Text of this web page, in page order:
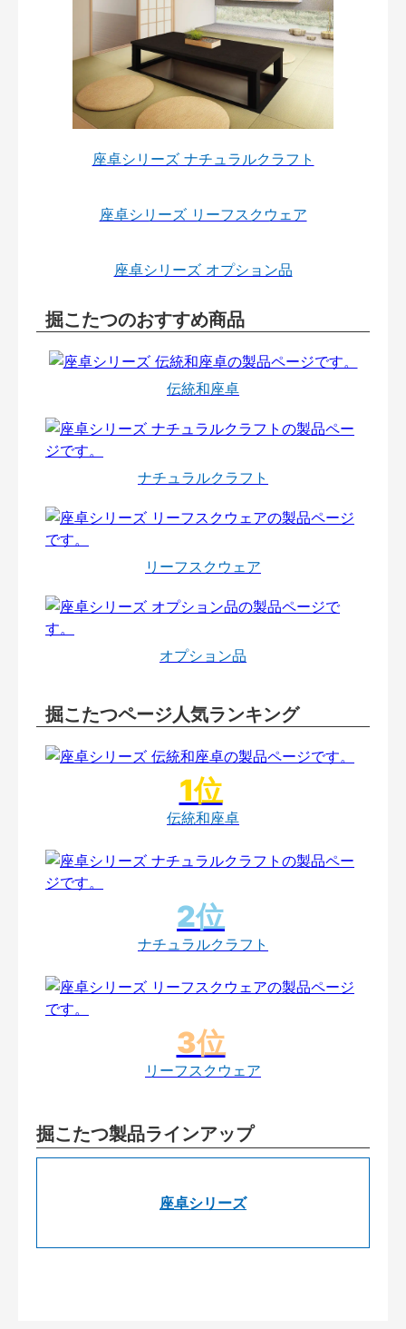
座卓シリーズ ナチュラルクラフト
座卓シリーズ リーフスクウェア
座卓シリーズ オプション品
掘こたつのおすすめ商品
伝統和座卓
ナチュラルクラフト
リーフスクウェア
オプション品
掘こたつページ人気ランキング
伝統和座卓
ナチュラルクラフト
リーフスクウェア
掘こたつ製品ラインアップ
座卓シリーズ